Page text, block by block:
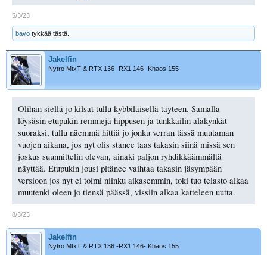
5/3/23
bavo tykkää tästä.
Jakelfin
Nytro MtxT & RTX 136 -RX1 146- Khaos 155
Olihan siellä jo kilsat tullu kybbiläisellä täyteen. Samalla
löysäsin etupukin remmejä hippusen ja tunkkailin alakynkät
suoraksi, tullu näemmä hittiä jo jonku verran tässä muutaman
vuojen aikana, jos nyt olis stance taas takasin siinä missä sen
joskus suunnittelin olevan, ainaki paljon ryhdikkäämmältä
näyttää. Etupukin jousi pitänee vaihtaa takasin jäsympään
versioon jos nyt ei toimi niinku aikasemmin, toki tuo telasto alkaa
muutenki oleen jo tiensä päässä, vissiin alkaa katteleen uutta.
8/3/23
Jakelfin
Nytro MtxT & RTX 136 -RX1 146- Khaos 155